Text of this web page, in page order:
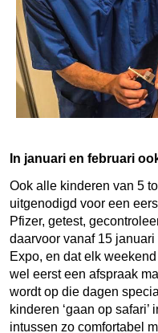
In januari en februari
Ook alle kinderen van 5
uitgenodigd voor een
Pfizer, getest,
daarvoor vanaf 15
Expo, en dat elk
wel eerst een afspraak
wordt op die dagen
kinderen ‘gaan op
intussen zo comfortabel